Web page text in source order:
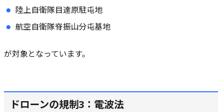
陸上自衛隊目達原駐屯地
航空自衛隊脊振山分屯基地
が対象となっています。
ドローンの規制3：電波法